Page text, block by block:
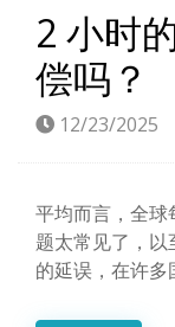
2 小时
偿吗？
12/23/2025
平均而言，全
题太常见了，
的延误，在许多